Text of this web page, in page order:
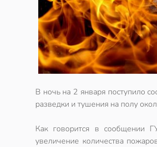
В ночь на 2 января поступило
разведки и тушения на полу
Как говорится в сообщении
увеличение количества